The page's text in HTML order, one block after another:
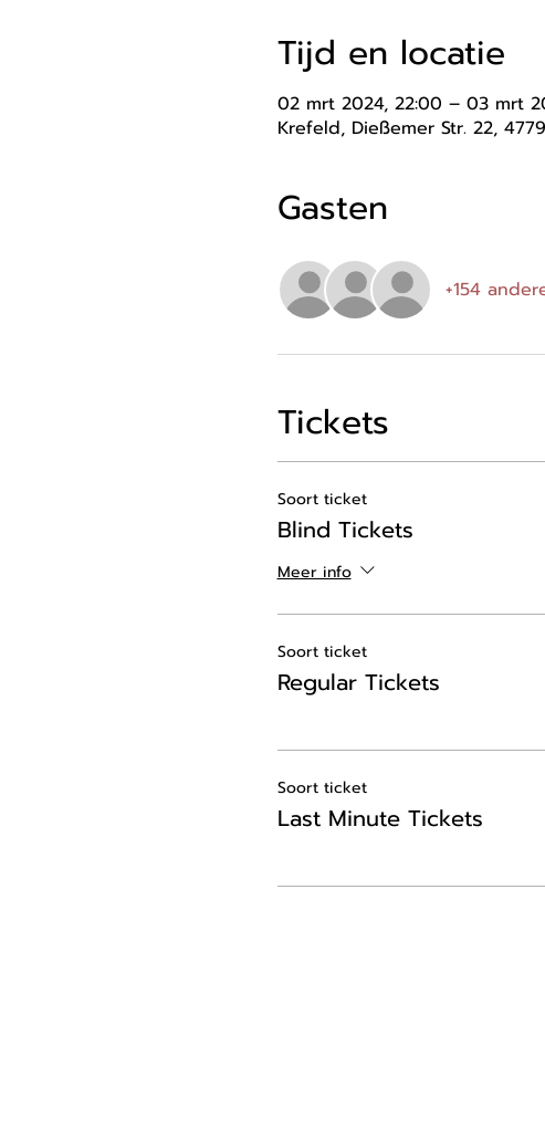
Tijd en locatie
02 mrt 2024, 22:00 – 03 mrt
Krefeld, Dießemer Str. 22,
Gasten
+154
Tickets
Soort ticket
Blind Tickets
Meer info
Soort ticket
Regular Tickets
Soort ticket
Last Minute Tickets